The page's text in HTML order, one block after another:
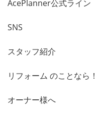
AcePlanner公式ライン
SNS
スタッフ紹介
リフォーム のことなら！
オーナー様へ